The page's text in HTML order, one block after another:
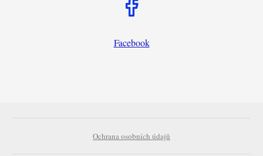
Facebook
Ochrana osobních údajů